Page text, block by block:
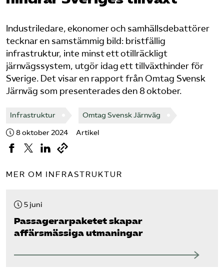
Logga in på Arbetsgivarguiden
Sök på tagforetagen.se
Industriledare, ekonomer och samhällsdebattörer
tecknar en samstämmig bild: bristfällig
infrastruktur, inte minst ett otillräckligt
järnvägssystem, utgör idag ett tillväxthinder för
Sverige. Det visar en rapport från Omtag Svensk
Järnväg som presenterades den 8 oktober.
Infrastruktur Omtag Svensk Järnväg
8 oktober 2024 Artikel
MER OM INFRASTRUKTUR
5 juni
Passagerarpaketet skapar
affärsmässiga utmaningar